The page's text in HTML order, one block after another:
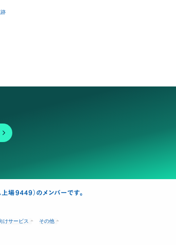
けサービス その他